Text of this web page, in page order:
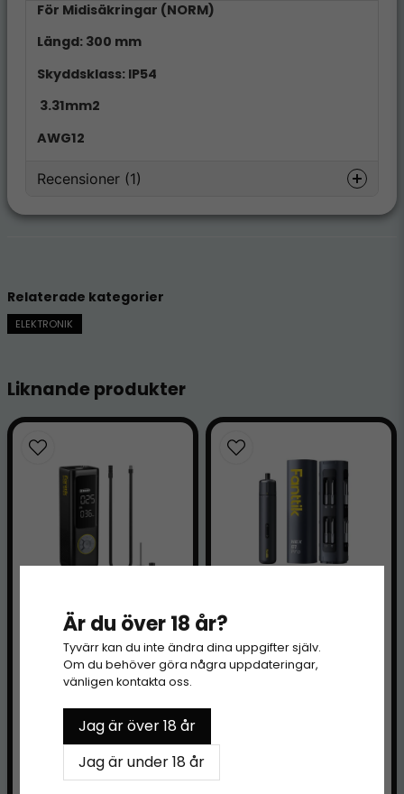
För Midisäkringar (NORM)
Längd: 300 mm
Skyddsklass: IP54
3.31mm2
AWG12
Recensioner (1)
Liknande produkter
Fanttik S100 APEX
Portabel
Däckkompressor
med Powerbank
799 kr
LÄGG I VARUKORGEN
Batteridriven
Relaterade kategorier
ELEKTRONIK
Är du över 18 år?
Tyvärr kan du inte ändra dina uppgifter själv.
Om du behöver göra några uppdateringar,
vänligen kontakta oss.
Jag är över 18 år
Jag är under 18 år